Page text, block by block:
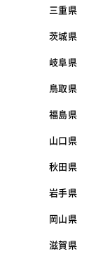
三重県
茨城県
岐阜県
鳥取県
福島県
山口県
秋田県
岩手県
岡山県
滋賀県